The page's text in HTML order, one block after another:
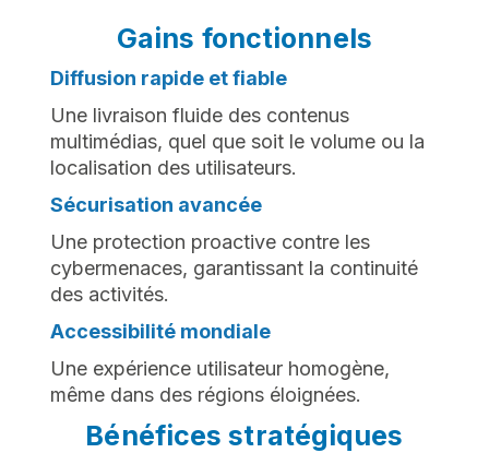
Gains fonctionnels
Diffusion rapide et fiable
Une livraison fluide des contenus
multimédias, quel que soit le volume ou la
localisation des utilisateurs.
Sécurisation avancée
Une protection proactive contre les
cybermenaces, garantissant la continuité
des activités.
Accessibilité mondiale
Une expérience utilisateur homogène,
même dans des régions éloignées.
Bénéfices stratégiques